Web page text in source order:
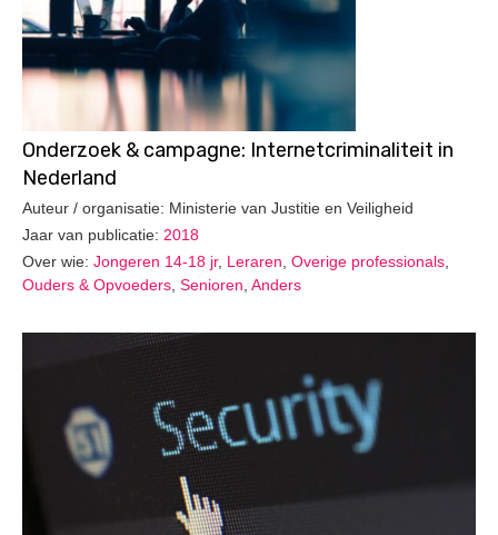
Onderzoek & campagne: Internetcriminaliteit in
Nederland
Auteur / organisatie: Ministerie van Justitie en Veiligheid
Jaar van publicatie: 2018
Over wie: Jongeren 14-18 jr, Leraren Overige professionals
Ouders & Opvoeders Senioren Anders